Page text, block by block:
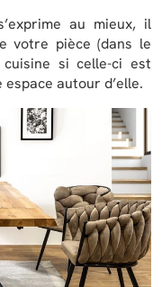
au mieux, il
votre pièce (dans le
si celle-ci est
autour d’elle.